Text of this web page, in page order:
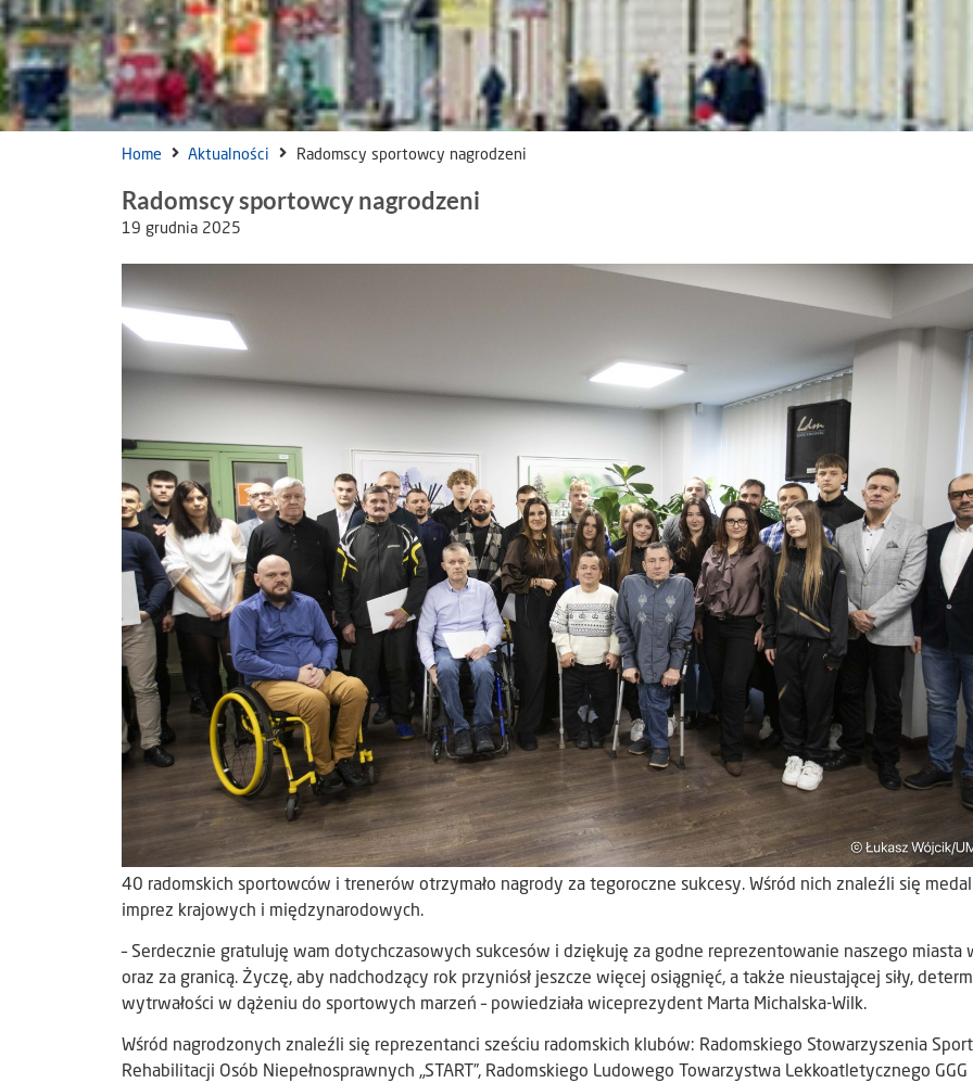
Home Aktualności Radomscy sportowcy nagrodzeni
Radomscy sportowcy nagrodzeni
19 grudnia 2025
40 radomskich sportowców i trenerów otrzymało nagrody za tegoroczne sukcesy. Wśród nich znaleźli się
imprez krajowych i międzynarodowych.
– Serdecznie gratuluję wam dotychczasowych sukcesów i dziękuję za godne reprezentowanie naszego miasta
oraz za granicą. Życzę, aby nadchodzący rok przyniósł jeszcze więcej osiągnięć, a także nieustającej siły,
wytrwałości w dążeniu do sportowych marzeń – powiedziała wiceprezydent Marta Michalska-Wilk.
Wśród nagrodzonych znaleźli się reprezentanci sześciu radomskich klubów: Radomskiego Stowarzyszenia
Rehabilitacji Osób Niepełnosprawnych „START”, Radomskiego Ludowego Towarzystwa Lekkoatletycznego GGG